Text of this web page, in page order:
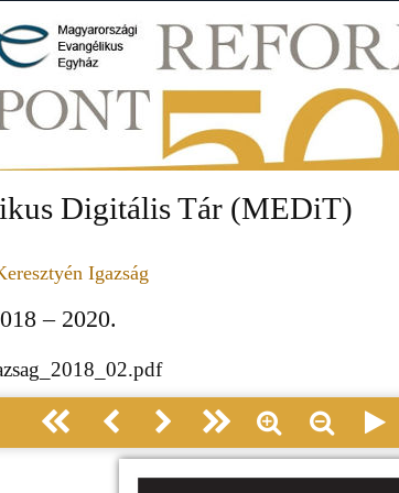
Digitális Tár (MEDiT)
Igazság
– 2020.